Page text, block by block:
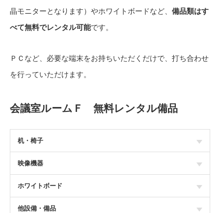
晶モニターとなります）やホワイトボードなど、 備品類はす
べて無料でレンタル可能です。
ＰＣなど、必要な端末をお持ちいただくだけで、打ち合わせ
を行っていただけます。
会議室ルームＦ 無料レンタル備品
机・椅子
映像機器
ホワイトボード
他設備・備品